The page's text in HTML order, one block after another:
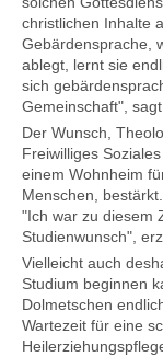
christlichen Inhalte
Gebärdensprache,
ablegt, lernt sie
sich
Gemeinschaft",
Der Wunsch,
Freiwilliges
einem Wohnheim
Menschen,
"Ich war zu diesem
Studienwunsch",
Vielleicht auch
Studium beginnen
Dolmetschen
Wartezeit für eine